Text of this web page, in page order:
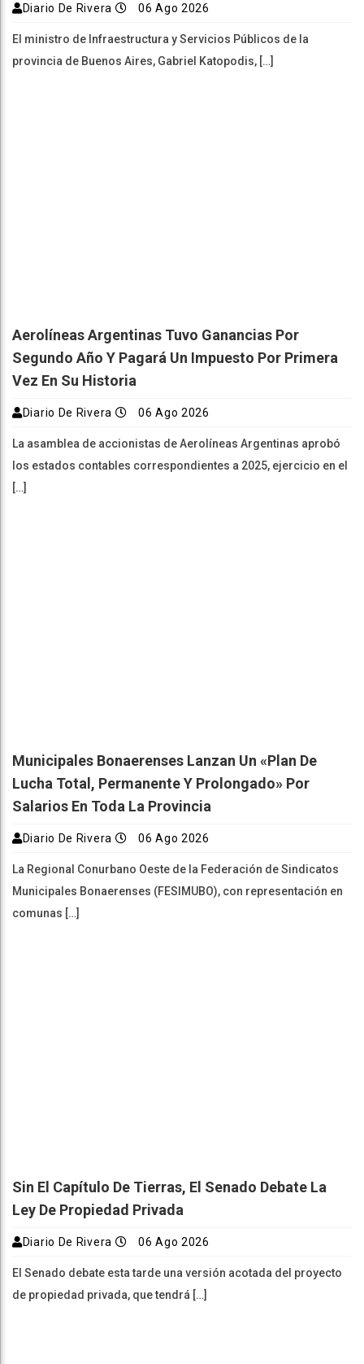
Diario De Rivera 06 Ago 2026
El ministro de Infraestructura y Servicios Públicos de la
provincia de Buenos Aires, Gabriel Katopodis, […]
Aerolíneas Argentinas Tuvo Ganancias Por
Segundo Año Y Pagará Un Impuesto Por Primera
Vez En Su Historia
Diario De Rivera 06 Ago 2026
La asamblea de accionistas de Aerolíneas Argentinas aprobó
los estados contables correspondientes a 2025, ejercicio en el
[…]
Municipales Bonaerenses Lanzan Un «plan De
Lucha Total, Permanente Y Prolongado» Por
Salarios En Toda La Provincia
Diario De Rivera 06 Ago 2026
La Regional Conurbano Oeste de la Federación de Sindicatos
Municipales Bonaerenses (FESIMUBO), con representación en
comunas […]
Sin El Capítulo De Tierras, El Senado Debate La
Ley De Propiedad Privada
Diario De Rivera 06 Ago 2026
El Senado debate esta tarde una versión acotada del proyecto
de propiedad privada, que tendrá […]